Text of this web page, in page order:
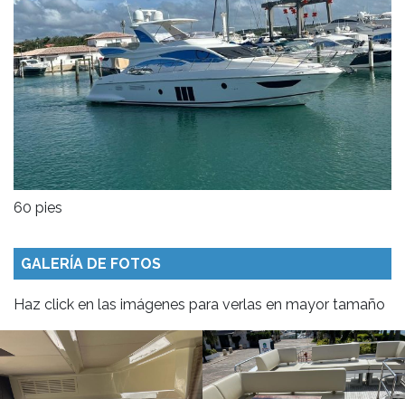
60 pies
GALERÍA DE FOTOS
Haz click en las imágenes para verlas en mayor tamaño